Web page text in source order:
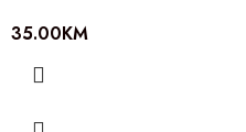
35.00KM